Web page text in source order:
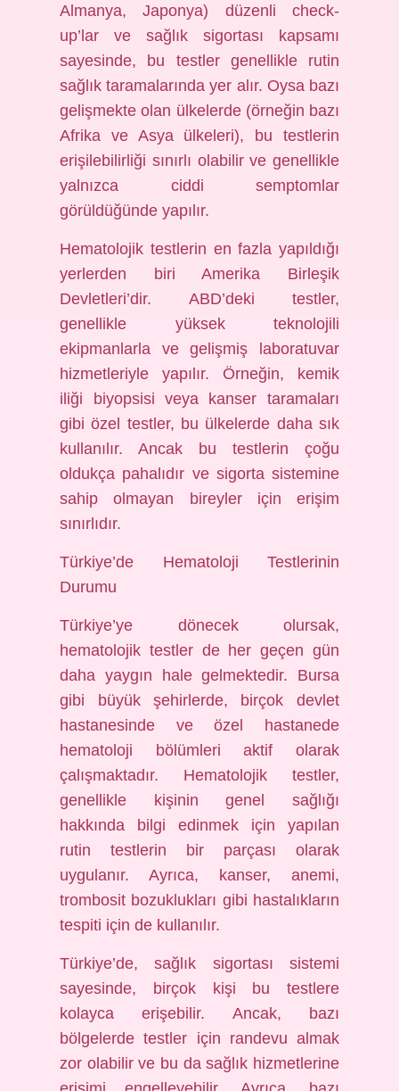
Almanya, Japonya) düzenli check-
up’lar ve sağlık sigortası kapsamı
sayesinde, bu testler genellikle rutin
sağlık taramalarında yer alır. Oysa bazı
gelişmekte olan ülkelerde (örneğin bazı
Afrika ve Asya ülkeleri), bu testlerin
erişilebilirliği sınırlı olabilir ve genellikle
yalnızca ciddi semptomlar
görüldüğünde yapılır.
Hematolojik testlerin en fazla yapıldığı
yerlerden biri Amerika Birleşik
Devletleri’dir. ABD’deki testler,
genellikle yüksek teknolojili
ekipmanlarla ve gelişmiş laboratuvar
hizmetleriyle yapılır. Örneğin, kemik
iliği biyopsisi veya kanser taramaları
gibi özel testler, bu ülkelerde daha sık
kullanılır. Ancak bu testlerin çoğu
oldukça pahalıdır ve sigorta sistemine
sahip olmayan bireyler için erişim
sınırlıdır.
Türkiye’de Hematoloji Testlerinin
Durumu
Türkiye’ye dönecek olursak,
hematolojik testler de her geçen gün
daha yaygın hale gelmektedir. Bursa
gibi büyük şehirlerde, birçok devlet
hastanesinde ve özel hastanede
hematoloji bölümleri aktif olarak
çalışmaktadır. Hematolojik testler,
genellikle kişinin genel sağlığı
hakkında bilgi edinmek için yapılan
rutin testlerin bir parçası olarak
uygulanır. Ayrıca, kanser, anemi,
trombosit bozuklukları gibi hastalıkların
tespiti için de kullanılır.
Türkiye’de, sağlık sigortası sistemi
sayesinde, birçok kişi bu testlere
kolayca erişebilir. Ancak, bazı
bölgelerde testler için randevu almak
zor olabilir ve bu da sağlık hizmetlerine